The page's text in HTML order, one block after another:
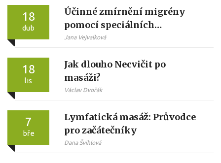
18
dub
Účinné zmírnění migrény
pomocí speciálních
masážních technik
Jana Vejvalková
18
lis
Jak dlouho Necvičit po
masáži?
Václav Dvořák
7
bře
Lymfatická masáž: Průvodce
pro začátečníky
Dana Švihlová